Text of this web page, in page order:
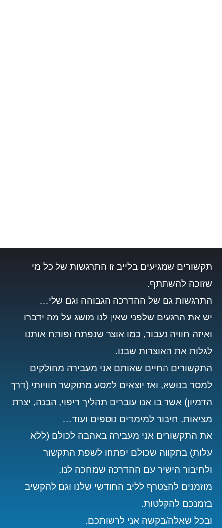
תקשורים שמגיעים בלייב זו התרגשות של כל מי
שזוכה להשתתף.
התרגשות גם של ההדרכה הגבוהה וגם שלי…
יש את הרגעים שלפני שאין לנו מושג על מה ידברו
ואיזה חוויה נעבור, כמו אוצר שנפתח ופותח אותנו
לגלות את האוצרות שבנו.
התקשורים החיים שאותם אני מעבירה מחולקים
למסר בנושא, ואז יוצאים למסע מתוקשר חוויותי (דרך
הדמיון) אשר בו אנו עוברים תהליך ריפוי, הבנה, יצרת
מציאות, חיבור למימדים נוספים ועוד…
את התקשורים אני מעבירה באהבה לכולם (ללא
עלות) בתקווה שכולם יפתחו לשפת התקשור
ולחיבור הישיר עם ההדרכה שמחכה לנו.
מוזמנים להצטרף לליב החודשי שלנו וגם להקשיב
בזמנכם להקלטות.
ובכל שאלה/בקשה אני לרשותכם.